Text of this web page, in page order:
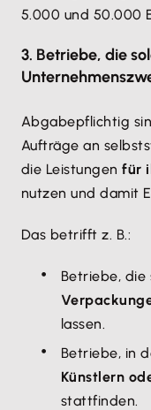
5.000 und 50.000
3. Betriebe, die
Abgabepflichtig
Aufträge an
die Leistungenfür
nutzen und damit
Das betrifft z. B.:
Betriebe, die
lassen.
Betriebe, in
Künstlern
stattfinden.